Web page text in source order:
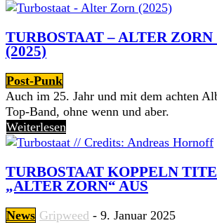
TURBOSTAAT – ALTER
(2025)
Post-Punk
Auch im 25. Jahr und mit dem achten
Top-Band, ohne wenn und aber.
Weiterlesen
TURBOSTAAT KOPPELN
„ALTER ZORN“ AUS
News Gripweed - 9. Januar 2025